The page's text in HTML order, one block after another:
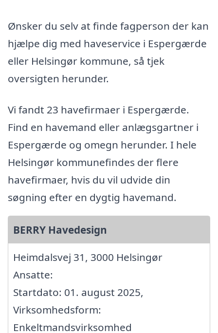
Ønsker du selv at finde fagperson der kan
hjælpe dig med haveservice i Espergærde
eller Helsingør kommune, så tjek
oversigten herunder.
Vi fandt 23 havefirmaer i Espergærde.
Find en havemand eller anlægsgartner i
Espergærde og omegn herunder. I hele
Helsingør kommunefindes der flere
havefirmaer, hvis du vil udvide din
søgning efter en dygtig havemand.
BERRY Havedesign
Heimdalsvej 31, 3000 Helsingør
Ansatte:
Startdato: 01. august 2025,
Virksomhedsform:
Enkeltmandsvirksomhed